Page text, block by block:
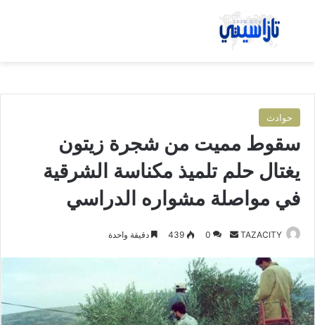
بحث عن
حوادث
سقوط مميت من شجرة زيتون
يغتال حلم تلميذ مكناسة الشرقية
في مواصلة مشواره الدراسي
TAZACITY
س
ل
ب
ر
0
439 دقيقة واحدة